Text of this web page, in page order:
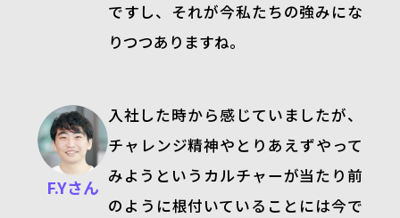
ですし、それが今私たちの強みにな
りつつありますね。
F.Yさん
入社した時から感じていましたが、
チャレンジ精神やとりあえずやって
みようというカルチャーが当たり前
のように根付いていることには今で